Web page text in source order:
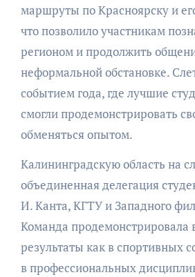
маршруты по Красноярску и
что позволило участникам
регионом и продолжить
неформальной обстановке.
событием года, где лучшие
смогли продемонстрировать
обменяться опытом.
Калининградскую область на
объединенная делегация
И. Канта, КГТУ и Западного
Команда продемонстрировала
результаты как в спортивных
в профессиональных